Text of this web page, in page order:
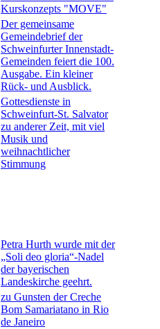
Kurskonzepts "MOVE"
Der gemeinsame
Gemeindebrief der
Schweinfurter Innenstadt-
Gemeinden feiert die 100.
Ausgabe. Ein kleiner
Rück- und Ausblick.
Gottesdienste in
Schweinfurt-St. Salvator
zu anderer Zeit, mit viel
Musik und
weihnachtlicher
Stimmung
Petra Hurth wurde mit der
„Soli deo gloria“-Nadel
der bayerischen
Landeskirche geehrt.
zu Gunsten der Creche
Bom Samariatano in Rio
de Janeiro